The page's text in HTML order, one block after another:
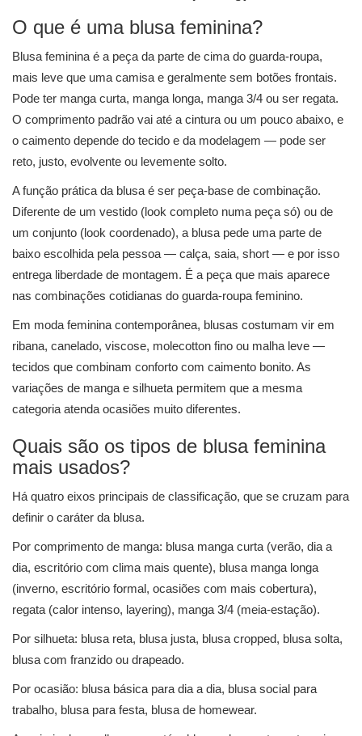
O que é uma blusa feminina?
Blusa feminina é a peça da parte de cima do guarda-roupa,
mais leve que uma camisa e geralmente sem botões frontais.
Pode ter manga curta, manga longa, manga 3/4 ou ser regata.
O comprimento padrão vai até a cintura ou um pouco abaixo, e
o caimento depende do tecido e da modelagem — pode ser
reto, justo, evolvente ou levemente solto.
A função prática da blusa é ser peça-base de combinação.
Diferente de um vestido (look completo numa peça só) ou de
um conjunto (look coordenado), a blusa pede uma parte de
baixo escolhida pela pessoa — calça, saia, short — e por isso
entrega liberdade de montagem. É a peça que mais aparece
nas combinações cotidianas do guarda-roupa feminino.
Em moda feminina contemporânea, blusas costumam vir em
ribana, canelado, viscose, molecotton fino ou malha leve —
tecidos que combinam conforto com caimento bonito. As
variações de manga e silhueta permitem que a mesma
categoria atenda ocasiões muito diferentes.
Quais são os tipos de blusa feminina
mais usados?
Há quatro eixos principais de classificação, que se cruzam para
definir o caráter da blusa.
Por comprimento de manga: blusa manga curta (verão, dia a
dia, escritório com clima mais quente), blusa manga longa
(inverno, escritório formal, ocasiões com mais cobertura),
regata (calor intenso, layering), manga 3/4 (meia-estação).
Por silhueta: blusa reta, blusa justa, blusa cropped, blusa solta,
blusa com franzido ou drapeado.
Por ocasião: blusa básica para dia a dia, blusa social para
trabalho, blusa para festa, blusa de homewear.